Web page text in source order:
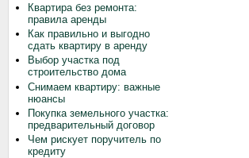
Квартира без ремонта:
правила аренды
Как правильно и выгодно
сдать квартиру в аренду
Выбор участка под
строительство дома
Снимаем квартиру: важные
нюансы
Покупка земельного участка:
предварительный договор
Чем рискует поручитель по
кредиту